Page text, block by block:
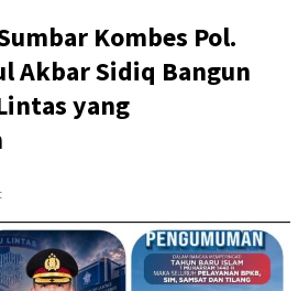
Kombes Pol.
Akbar Sidiq Bangun
yang